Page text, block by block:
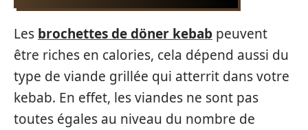
Les brochettes de döner kebab peuvent
être riches en calories, cela dépend aussi du
type de viande grillée qui atterrit dans votre
kebab. En effet, les viandes ne sont pas
toutes égales au niveau du nombre de